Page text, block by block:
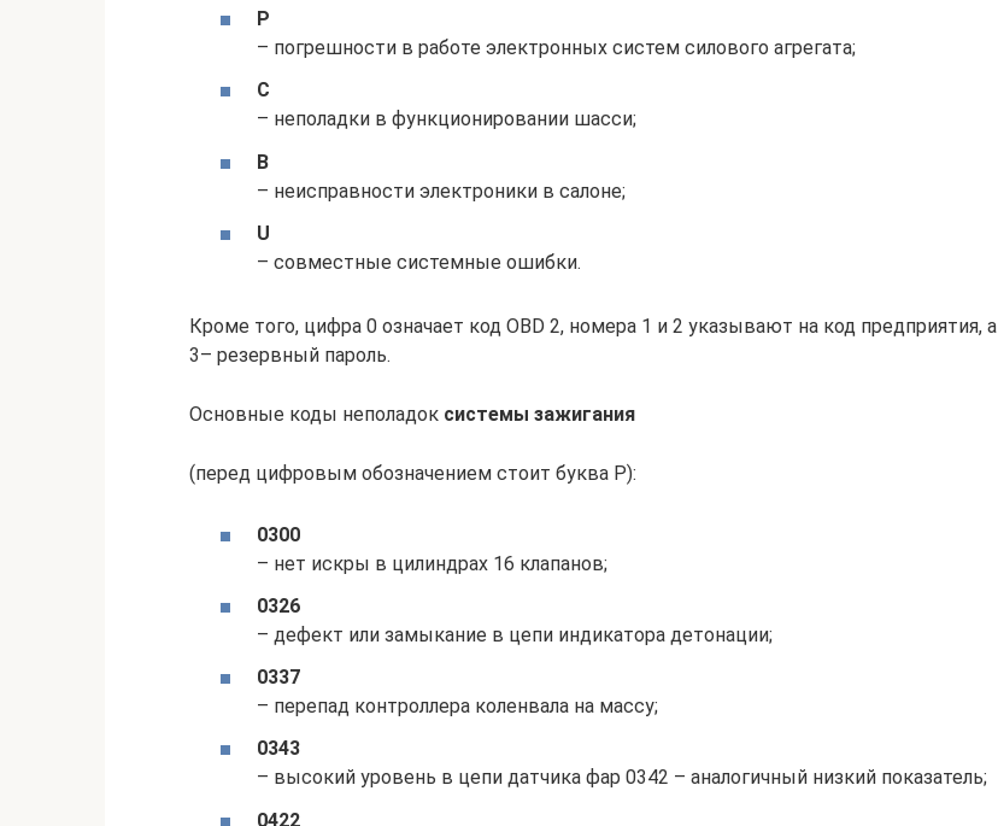
P
– погрешности в работе электронных систем силового агрегата;
C
– неполадки в функционировании шасси;
B
– неисправности электроники в салоне;
U
– совместные системные ошибки.
Кроме того, цифра 0 означает код OBD 2, номера 1 и 2 указывают на код предприятия, а
3– резервный пароль.
Основные коды неполадок системы зажигания
(перед цифровым обозначением стоит буква Р):
0300
– нет искры в цилиндрах 16 клапанов;
0326
– дефект или замыкание в цепи индикатора детонации;
0337
– перепад контроллера коленвала на массу;
0343
– высокий уровень в цепи датчика фар 0342 – аналогичный низкий показатель;
0422